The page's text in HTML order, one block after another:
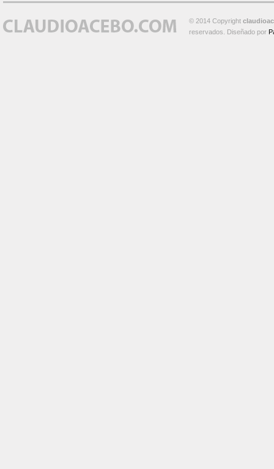
© 2014 Copyright
reservados. Diseñado por